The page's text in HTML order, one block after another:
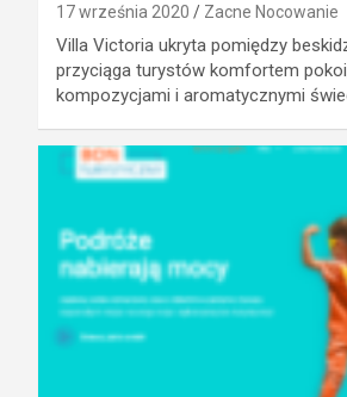
17 września 2020 Zacne Nocowanie
Villa Victoria ukryta pomiędzy
przyciąga turystów komfortem
kompozycjami i aromatycznymi